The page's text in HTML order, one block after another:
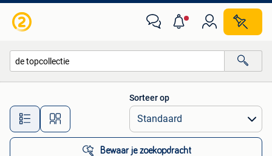
Alle afstanden…
Sorteer op
Bewaar je zoekopdracht